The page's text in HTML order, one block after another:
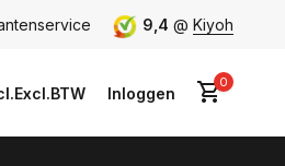
9,4 @ Kiyoh
Excl.BTW Inloggen
0